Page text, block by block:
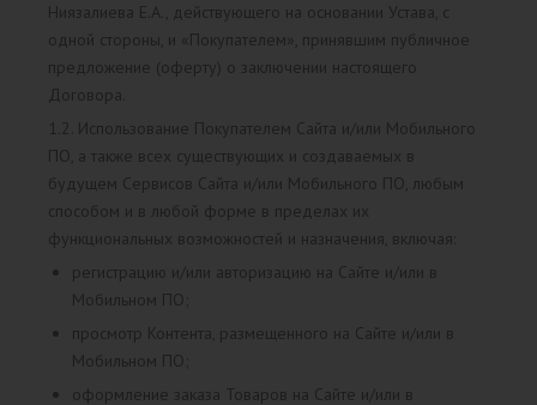
Ниязалиева Е.А., действующего на основании Устава, с
одной стороны, и «Покупателем», принявшим публичное
предложение (оферту) о заключении настоящего
Договора.
1.2. Использование Покупателем Сайта и/или Мобильного
ПО, а также всех существующих и создаваемых в
будущем Сервисов Сайта и/или Мобильного ПО, любым
способом и в любой форме в пределах их
функциональных возможностей и назначения, включая:
регистрацию и/или авторизацию на Сайте и/или в
Мобильном ПО;
просмотр Контента, размещенного на Сайте и/или в
Мобильном ПО;
оформление заказа Товаров на Сайте и/или в